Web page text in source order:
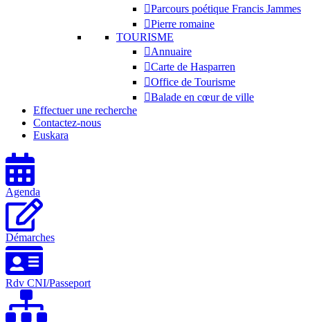
Parcours poétique Francis Jammes
Pierre romaine
TOURISME
Annuaire
Carte de Hasparren
Office de Tourisme
Balade en cœur de ville
Effectuer une recherche
Contactez-nous
Euskara
Agenda
Démarches
Rdv CNI/Passeport